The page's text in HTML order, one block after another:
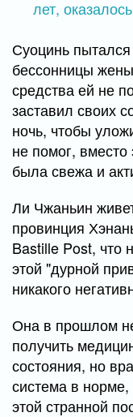
Суоцинь
бессонницы
средства ей не
заставил своих
ночь, чтобы
не помог,
была свежа и
Ли Чжаньин
провинция
Bastille Post, что
этой "дурной
никакого
Она в прошлом
получить
состояния, но
система в
этой странной